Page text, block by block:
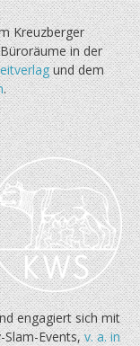
Kreuzberger
in der
und dem
.
engagiert sich mit
Slam-Events,v. a. in